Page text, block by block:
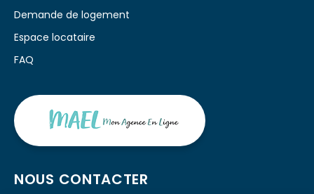
Demande de logement
Espace locataire
FAQ
NOUS CONTACTER